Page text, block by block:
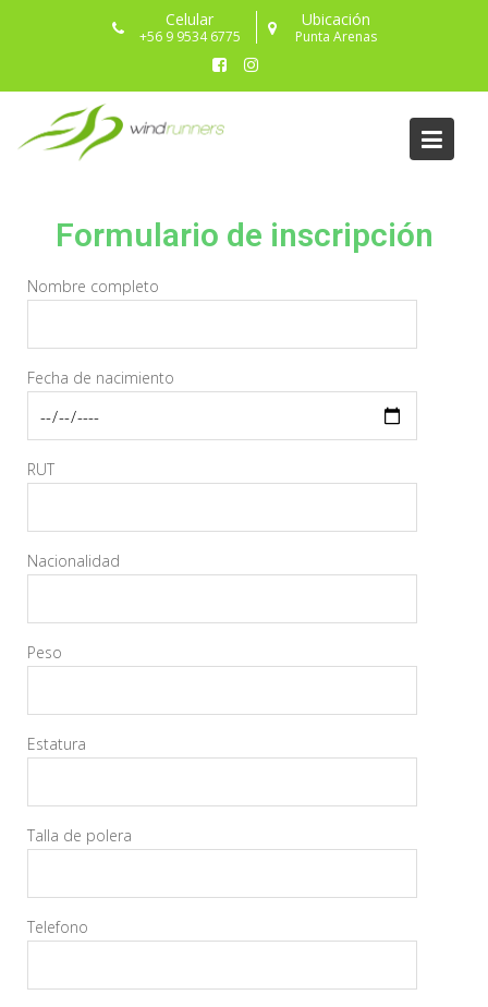
Celular
+56 9 9534 6775
Ubicación
Punta Arenas
Formulario de
Formulario de inscripción
Nombre completo
Fecha de nacimiento
RUT
Nacionalidad
Peso
Estatura
Talla de polera
Telefono